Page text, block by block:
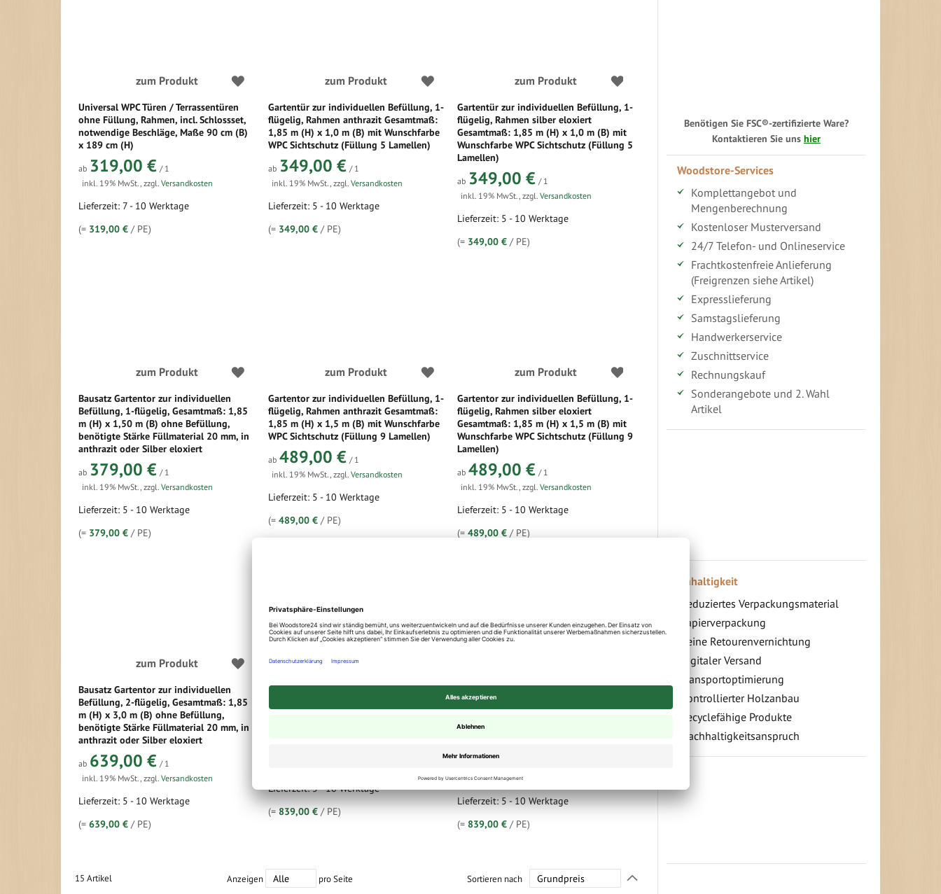
zum Produkt
Universal WPC Türen / Terrassentüren
ohne Füllung, Rahmen, incl. Schlossset,
notwendige Beschläge, Maße 90 cm (B)
x 189 cm (H)
ab 319,00 € / 1
inkl. 19% MwSt., zzgl. Versandkosten
Lieferzeit: 7 - 10 Werktage
(= 319,00 € / PE)
zum Produkt
Gartentür zur individuellen Befüllung, 1-
flügelig, Rahmen anthrazit Gesamtmaß:
1,85 m (H) x 1,0 m (B) mit Wunschfarbe
WPC Sichtschutz (Füllung 5 Lamellen)
ab 349,00 € / 1
inkl. 19% MwSt., zzgl. Versandkosten
Lieferzeit: 5 - 10 Werktage
(= 349,00 €/ PE)
zum Produkt
Gartentür zur individuellen Befüllung, 1-
flügelig, Rahmen silber eloxiert
Gesamtmaß: 1,85 m (H) x 1,0 m (B) mit
Wunschfarbe WPC Sichtschutz (Füllung 5
Lamellen)
ab 349,00 € / 1
inkl. 19% MwSt.,zzgl.Versandkosten
Lieferzeit: 5 - 10 Werktage
(= 349,00 € / PE)
zum Produkt
Bausatz Gartentor zur individuellen
Befüllung, 1-flügelig, Gesamtmaß: 1,85
m (H) x 1,50 m (B) ohne Befüllung,
benötigte Stärke Füllmaterial 20 mm, in
anthrazit oder Silber eloxiert
ab 379,00 € / 1
inkl. 19% MwSt., zzgl. Versandkosten
Lieferzeit: 5 - 10 Werktage
(= 379,00 € / PE)
zum Produkt
Gartentor zur individuellen Befüllung, 1-
flügelig, Rahmen anthrazit Gesamtmaß:
1,85 m (H) x 1,5 m (B) mit Wunschfarbe
WPC Sichtschutz (Füllung 9 Lamellen)
ab 489,00 € / 1
inkl. 19% MwSt., zzgl. Versandkosten
Lieferzeit: 5 - 10 Werktage
(= 489,00 €/ PE)
zum Produkt
Gartentor zur individuellen Befüllung, 1-
flügelig, Rahmen silber eloxiert
Gesamtmaß: 1,85 m (H) x 1,5 m (B) mit
Wunschfarbe WPC Sichtschutz (Füllung 9
Lamellen)
ab 489,00 € / 1
inkl. 19% MwSt.,zzgl.Versandkosten
Lieferzeit: 5 - 10 Werktage
(=489,00 € / PE)
zum Produkt
Bausatz Gartentor zur individuellen
Befüllung, 2-flügelig, Gesamtmaß: 1,85
m (H) x 3,0 m (B) ohne Befüllung,
benötigte Stärke Füllmaterial 20 mm, in
anthrazit oder Silber eloxiert
ab 639,00 € / 1
inkl. 19% MwSt., zzgl. Versandkosten
Lieferzeit: 5 - 10 Werktage
(= 639,00 € / PE)
zum Produkt
Gartentor zur individuellen Befüllung, 2-
Lieferzeit: 5 - 10 Werktage
(= 839,00 €/ PE)
Gartentor zur individuellen Befüllung, 2-
flügelig, Rahmen silber eloxiert
Wunschfarbe WPC Sichtschutz (Füllung
839,00 €
inkl. 19% MwSt.,zzgl.
Lieferzeit: 5 - 10 Werktage
(= 839,00 € / PE)
15 Artikel Anzeigen pro Seite Sortieren nach
Benötigen Sie FSC®-zertifizierte Ware?
Kontaktieren Sie uns hier
Woodstore-Services
Komplettangebot und
Mengenberechnung
Kostenloser Musterversand
24/7 Telefon- und Onlineservice
Frachtkostenfreie Anlieferung
(Freigrenzen siehe Artikel)
Expresslieferung
Samstagslieferung
Handwerkerservice
Zuschnittservice
Rechnungskauf
Sonderangebote und 2. Wahl
Artikel
Nachhaltigkeit
Reduziertes Verpackungsmaterial
Papierverpackung
Keine Retourenvernichtung
Digitaler Versand
Transportoptimierung
Kontrollierter Holzanbau
Recyclefähige Produkte
Nachhaltigkeitsanspruch
Jetzt Terrassenbilder zusenden und